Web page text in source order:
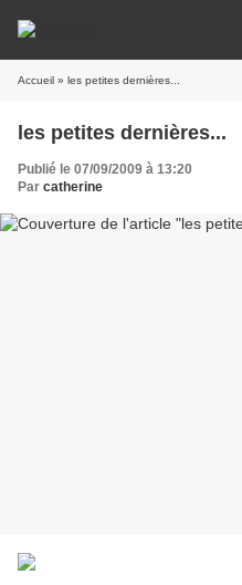
Accueil » les petites dernières...
les petites dernières...
Publié le 07/09/2009 à 13:20
Par catherine